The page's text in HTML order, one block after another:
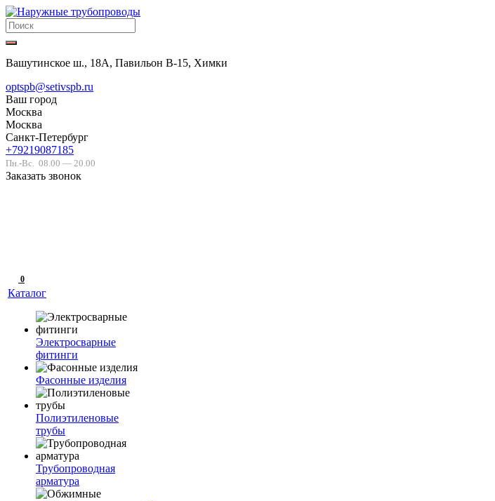
Вашутинское ш., 18А, Павильон В-15, Химки
optspb@setivspb.ru
Ваш город
Москва
Москва
Санкт-Петербург
+79219087185
Пн.-Вс. 08.00 — 20.00
Заказать звонок
0
Каталог
Электросварные
фитинги
Фасонные изделия
Полиэтиленовые
трубы
Трубопроводная
арматура